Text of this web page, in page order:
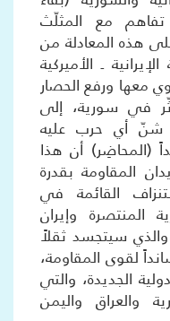
مع المثلّث
هذه المعادلة من
ـ الأميركية
معها ورفع الحصار
في سورية، إلى
شنّ أي حرب عليه
(المحاضِر) أن هذا
المقاومة بقدرة
القائمة في
وإيران
سيتجسد ثقلاً
لقوى المقاومة،
الجديدة، والتي
والعراق واليمن